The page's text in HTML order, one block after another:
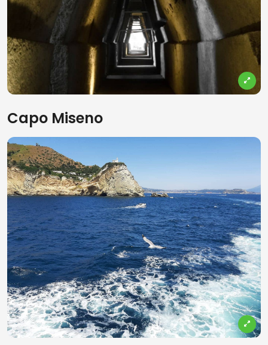
Capo Miseno